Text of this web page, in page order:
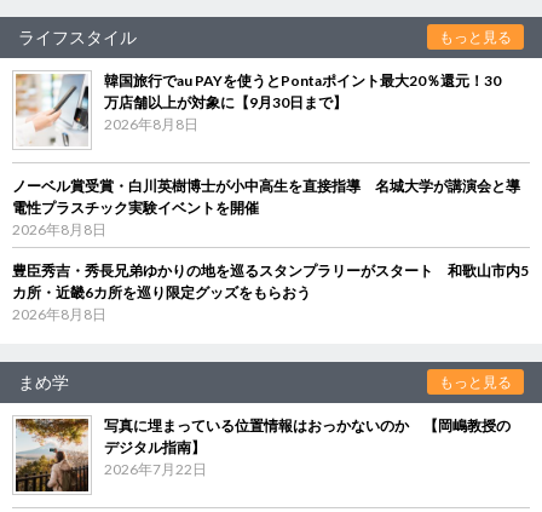
ライフスタイル もっと見る
韓国旅行でau PAYを使うとPontaポイント最大20％還元！30
万店舗以上が対象に【9月30日まで】
2026年8月8日
ノーベル賞受賞・白川英樹博士が小中高生を直接指導 名城大学が講演会と導
電性プラスチック実験イベントを開催
2026年8月8日
豊臣秀吉・秀長兄弟ゆかりの地を巡るスタンプラリーがスタート 和歌山市内5
カ所・近畿6カ所を巡り限定グッズをもらおう
2026年8月8日
まめ学 もっと見る
写真に埋まっている位置情報はおっかないのか 【岡嶋教授の
デジタル指南】
2026年7月22日